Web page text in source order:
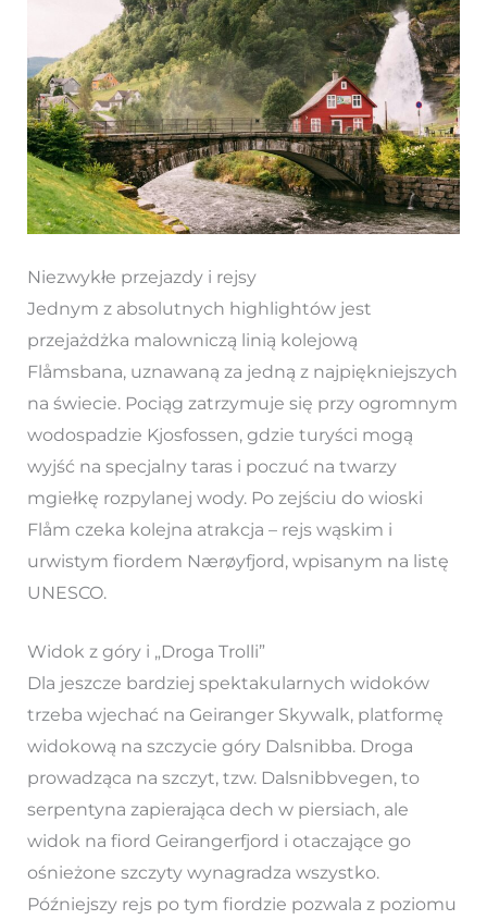
Niezwykłe przejazdy i rejsy
Jednym z absolutnych highlightów jest
przejażdżka malowniczą linią kolejową
Flåmsbana, uznawaną za jedną z najpiękniejszych
na świecie. Pociąg zatrzymuje się przy ogromnym
wodospadzie Kjosfossen, gdzie turyści mogą
wyjść na specjalny taras i poczuć na twarzy
mgiełkę rozpylanej wody. Po zejściu do wioski
Flåm czeka kolejna atrakcja – rejs wąskim i
urwistym fiordem Nærøyfjord, wpisanym na listę
UNESCO.
Widok z góry i „Droga Trolli”
Dla jeszcze bardziej spektakularnych widoków
trzeba wjechać na Geiranger Skywalk, platformę
widokową na szczycie góry Dalsnibba. Droga
prowadząca na szczyt, tzw. Dalsnibbvegen, to
serpentyna zapierająca dech w piersiach, ale
widok na fiord Geirangerfjord i otaczające go
ośnieżone szczyty wynagradza wszystko.
Późniejszy rejs po tym fiordzie pozwala z poziomu